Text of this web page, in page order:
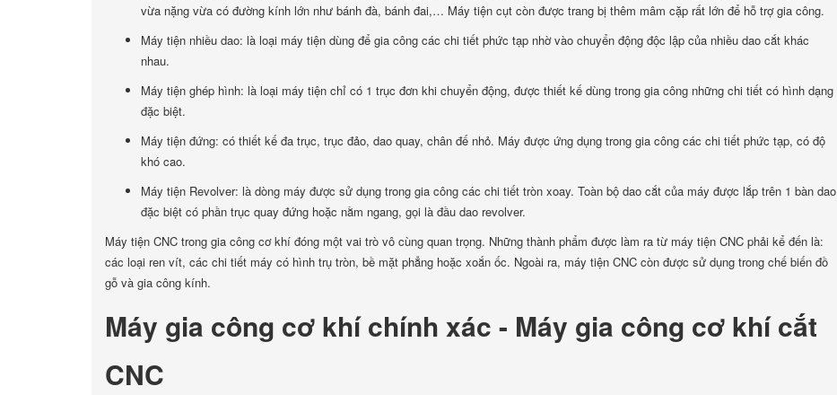
vừa nặng vừa có đường kính lớn như bánh đà, bánh đai,… Máy tiện cụt còn được trang bị thêm mâm cặp rất lớn để hỗ trợ gia công.
Máy tiện nhiều dao: là loại máy tiện dùng để gia công các chi tiết phức tạp nhờ vào chuyển động độc lập của nhiều dao cắt khác
nhau.
Máy tiện ghép hình: là loại máy tiện chỉ có 1 trục đơn khi chuyển động, được thiết kế dùng trong gia công những chi tiết có hình dạng
đặc biệt.
Máy tiện đứng: có thiết kế đa trục, trục đảo, dao quay, chân đế nhỏ. Máy được ứng dụng trong gia công các chi tiết phức tạp, có độ
khó cao.
Máy tiện Revolver: là dòng máy được sử dụng trong gia công các chi tiết tròn xoay. Toàn bộ dao cắt của máy được lắp trên 1 bàn dao
đặc biệt có phần trục quay đứng hoặc nằm ngang, gọi là đầu dao revolver.
Máy tiện CNC trong gia công cơ khí đóng một vai trò vô cùng quan trọng. Những thành phẩm được làm ra từ máy tiện CNC phải kể đến là:
các loại ren vít, các chi tiết máy có hình trụ tròn, bề mặt phẳng hoặc xoắn ốc. Ngoài ra, máy tiện CNC còn được sử dụng trong chế biến đồ
gỗ và gia công kính.
Máy gia công cơ khí chính xác - Máy gia công cơ khí cắt
CNC